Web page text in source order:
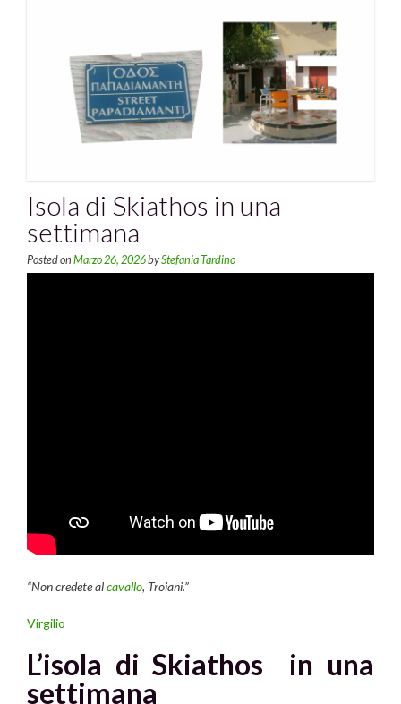
Isola di Skiathos in una
settimana
Posted on Marzo 26, 2026byStefania Tardino
“Non credete alcavallo, Troiani.”
Virgilio
L’isola di Skiathos in una
settimana